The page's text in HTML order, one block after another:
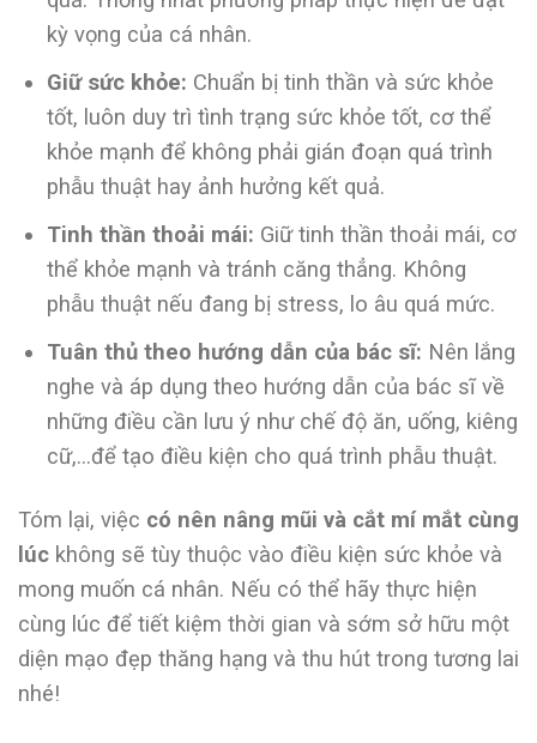
kỳ vọng của cá nhân.
Giữ sức khỏe: Chuẩn bị tinh thần và sức khỏe
tốt, luôn duy trì tình trạng sức khỏe tốt, cơ thể
khỏe mạnh để không phải gián đoạn quá trình
phẫu thuật hay ảnh hưởng kết quả.
Tinh thần thoải mái: Giữ tinh thần thoải mái, cơ
thể khỏe mạnh và tránh căng thẳng. Không
phẫu thuật nếu đang bị stress, lo âu quá mức.
Tuân thủ theo hướng dẫn của bác sĩ: Nên lắng
nghe và áp dụng theo hướng dẫn của bác sĩ về
những điều cần lưu ý như chế độ ăn, uống, kiêng
cữ,…để tạo điều kiện cho quá trình phẫu thuật.
Tóm lại, việc có nên nâng mũi và cắt mí mắt cùng
lúc không sẽ tùy thuộc vào điều kiện sức khỏe và
mong muốn cá nhân. Nếu có thể hãy thực hiện
cùng lúc để tiết kiệm thời gian và sớm sở hữu một
diện mạo đẹp thăng hạng và thu hút trong tương lai
nhé!